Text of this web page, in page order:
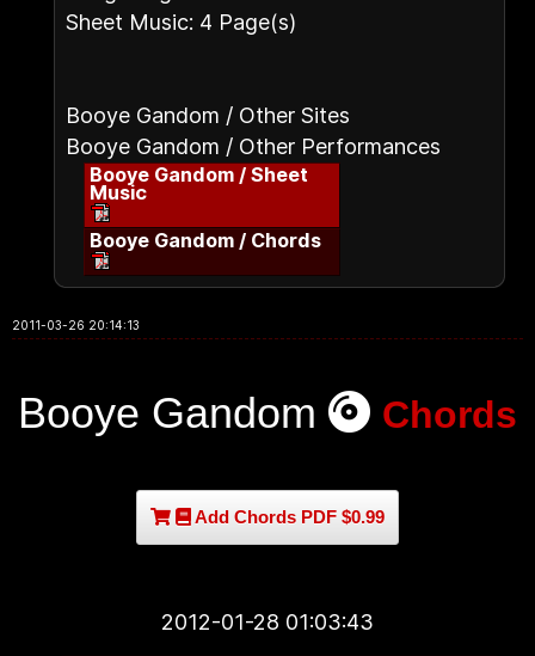
Sheet Music: 4 Page(s)
Booye Gandom / Other Sites
Booye Gandom / Other Performances
Booye Gandom / Sheet
Music
Booye Gandom / Chords
2011-03-26 20:14:13
Booye Gandom Chords
Add Chords PDF $0.99
2012-01-28 01:03:43